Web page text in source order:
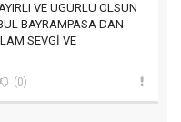
VE UGURLU OLSUN
BAYRAMPASA DAN
SEVGİ VE
(0)